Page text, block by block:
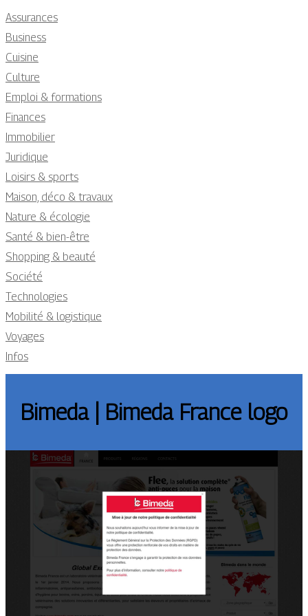
Assurances
Business
Cuisine
Culture
Emploi & formations
Finances
Immobilier
Juridique
Loisirs & sports
Maison, déco & travaux
Nature & écologie
Santé & bien-être
Shopping & beauté
Société
Technologies
Mobilité & logistique
Voyages
Infos
Bimeda | Bimeda France logo